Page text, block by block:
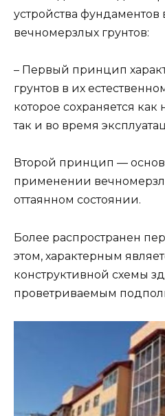
устройства фундаментов
вечномерзлых грунтов:
– Первый принцип
грунтов в их
которое сохраняется как
так и во время
Второй принцип —
применении
оттаянном состоянии.
Более распространен
этом, характерным
конструктивной схемы
проветриваемым